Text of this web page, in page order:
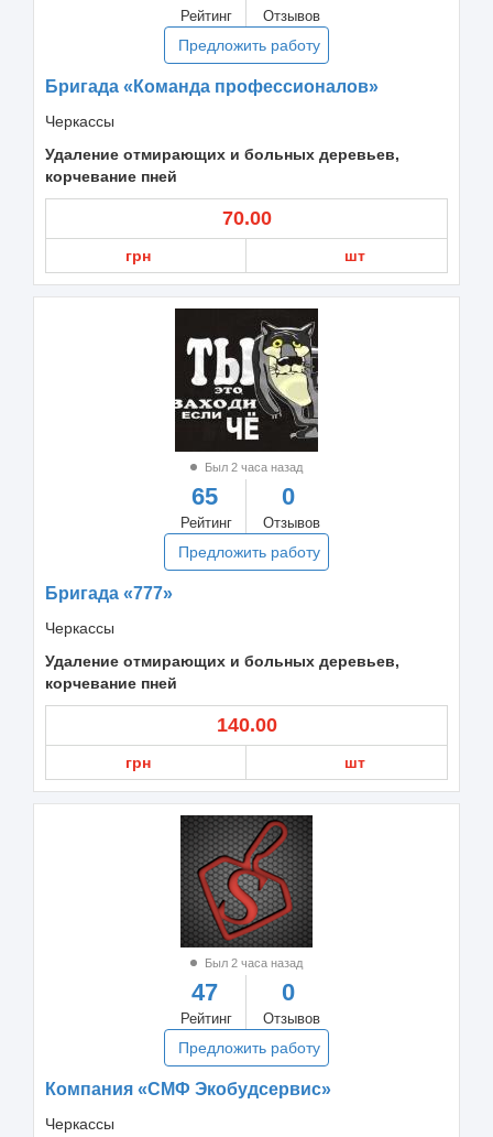
Рейтинг Отзывов
Предложить работу
Бригада «Команда профессионалов»
Черкассы
Удаление отмирающих и больных деревьев,
корчевание пней
70.00
грн шт
Был 2 часа назад
65
Рейтинг
0
Отзывов
Предложить работу
Бригада «777»
Черкассы
Удаление отмирающих и больных деревьев,
корчевание пней
140.00
грн шт
Был 2 часа назад
47
Рейтинг
0
Отзывов
Предложить работу
Компания «СМФ Экобудсервис»
Черкассы